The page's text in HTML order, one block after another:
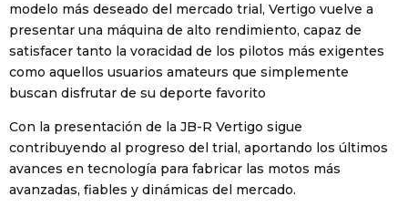
modelo más deseado del mercado trial, Vertigo vuelve a
presentar una máquina de alto rendimiento, capaz de
satisfacer tanto la voracidad de los pilotos más exigentes
como aquellos usuarios amateurs que simplemente
buscan disfrutar de su deporte favorito
Con la presentación de la JB-R Vertigo sigue
contribuyendo al progreso del trial, aportando los últimos
avances en tecnología para fabricar las motos más
avanzadas, fiables y dinámicas del mercado.